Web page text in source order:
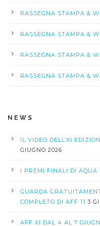
RASSEGNA STAMPA &
RASSEGNA STAMPA &
RASSEGNA STAMPA &
RASSEGNA STAMPA &
NEWS
IL VIDEO DELL’XI
GIUGNO 2026
I PREMI FINALI DI AQUA
GUARDA
COMPLETO DI AFF 11 3
AFF XI DAL 4 AL 7